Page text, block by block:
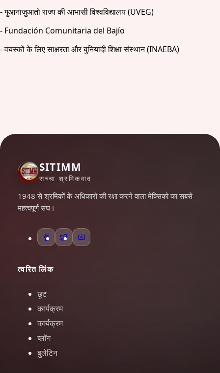
- गुआनाजुआतो राज्य की आभासी विश्वविद्यालय (UVEG)
- Fundación Comunitaria del Bajío
- वयस्कों के लिए साक्षरता और बुनियादी शिक्षा संस्थान (INAEBA)
SITIMM
सच्चा श्रमिकवाद
1948 से श्रमिकों के अधिकारों की रक्षा करने वाला मेक्सिको का सबसे
महत्वपूर्ण संघ।
त्वरित लिंक
छूट
कार्यक्रम
कार्यक्रम
ब्लॉग
बुलेटिन